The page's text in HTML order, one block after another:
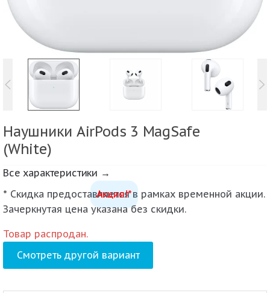
Наушники AirPods 3 MagSafe
(White)
Все характеристики →
Акция!*
* Скидка предоставляется в рамках временной акции.
Зачеркнутая цена указана без скидки.
Товар распродан.
Смотреть другой вариант